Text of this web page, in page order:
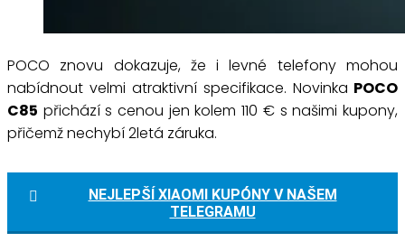
POCO znovu dokazuje, že i levné telefony mohou
nabídnout velmi atraktivní specifikace. Novinka POCO
C85 přichází s cenou jen kolem 110 € s našimi kupony,
přičemž nechybí 2letá záruka.
NEJLEPŠÍ XIAOMI KUPÓNY V NAŠEM
TELEGRAMU